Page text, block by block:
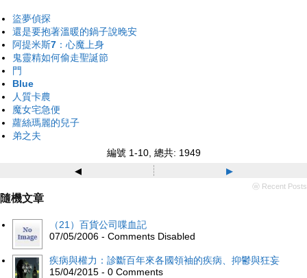
盜夢偵探
還是要抱著溫暖的鍋子說晚安
阿提米斯7：心魔上身
鬼靈精如何偷走聖誕節
門
Blue
人質卡農
魔女宅急便
蘿絲瑪麗的兒子
弟之夫
編號 1-10, 總共: 1949
◂ ▸
ⓦ Recent Posts
隨機文章
（21）百貨公司喋血記
07/05/2006 - Comments Disabled
疾病與權力：診斷百年來各國領袖的疾病、抑鬱與狂妄
15/04/2015 - 0 Comments